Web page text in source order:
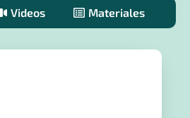
Videos Materiales